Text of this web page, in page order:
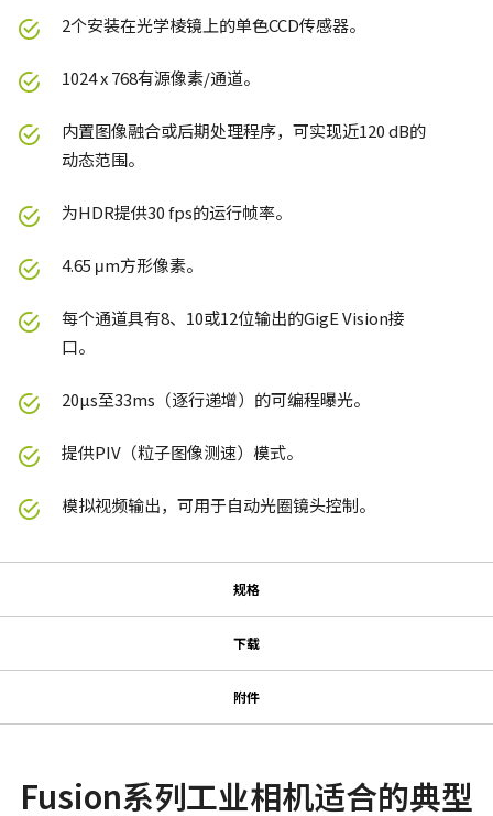
2个安装在光学棱镜上的单色CCD传感器。
1024 x 768有源像素/通道。
内置图像融合或后期处理程序，可实现近120 dB的
动态范围。
为HDR提供30 fps的运行帧率。
4.65 μm方形像素。
每个通道具有8、10或12位输出的GigE Vision接
口。
20µs至33ms（逐行递增）的可编程曝光。
提供PIV（粒子图像测速）模式。
模拟视频输出，可用于自动光圈镜头控制。
规格
下载
JAI SDK and Control Tool 32bit (Version 1.4.1)
附件
适用于Fusion系列相机的三脚架转接板。
Fusion系列工业相机适合的典型